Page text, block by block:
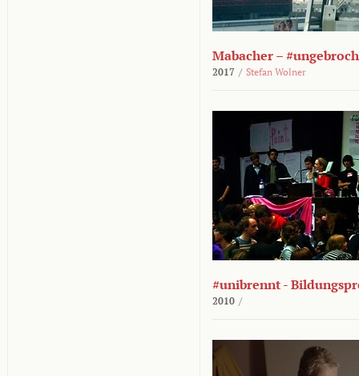
Mabacher –
2017 / Stefan Wolner
#unibrennt -
2010 /